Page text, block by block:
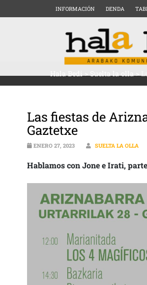
INFORMACIÓN DENDA
Hala Bedi>Suelta la olla>
Las fiestas de
Gaztetxe
ENERO 27, 2023 SUELTA LA OLLA
Hablamos con Jone e Irati,